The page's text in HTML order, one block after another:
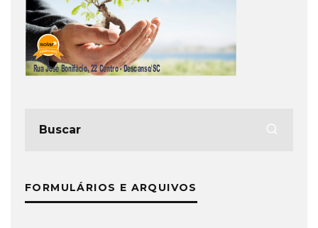
FORMULÁRIOS E ARQUIVOS